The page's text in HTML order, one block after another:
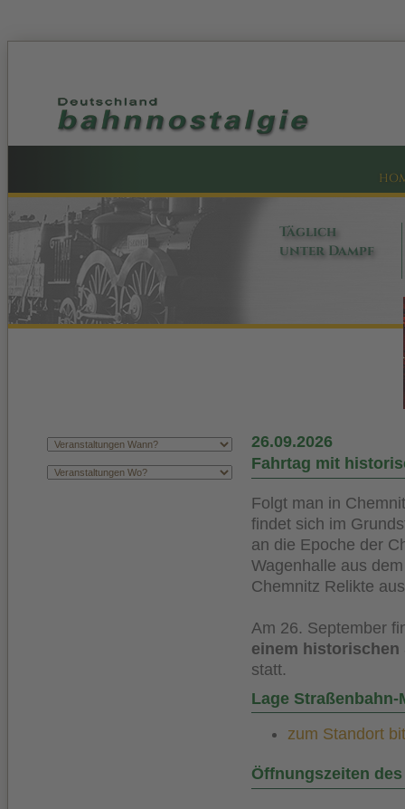
Täglich
unter Dampf
26.09.2026
Fahrtag mit
Folgt man in
findet sich im
an die Epoche der
Wagenhalle aus
Chemnitz Relikte
Am 26. September
einem historischen
statt.
Lage Straßenbahn-
zum Standort
Öffnungszeiten